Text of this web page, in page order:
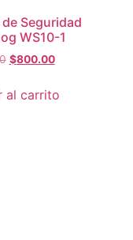
Seguridad
WS10-1
$800.00
al carrito